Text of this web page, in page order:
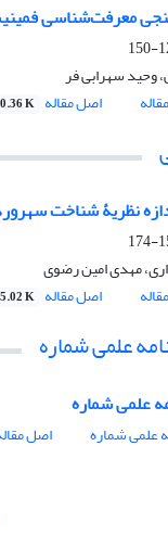
معرفت‌شناسی
وحید سهرابی فر
اصل مقاله K
نظریۀ شناخت
مهدی امین رضوی
اصل مقاله K
علمی شماره
علمی شماره
علمی شماره اصل